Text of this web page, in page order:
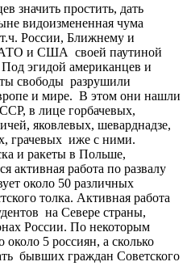
значить простить, дать
видоизмененная чума
России, Ближнему и
и США своей паутиной
эгидой американцев и
свободы разрушили
и мире. В этом они нашли
в лице горбачевых,
яковлевых, шеварднадзе,
грачевых иже с ними.
и ракеты в Польше,
работа по развалу
около 50 различных
толка. Активная работа
на Севере страны,
России. По некоторым
5 россиян, а сколько
бывших граждан Советского